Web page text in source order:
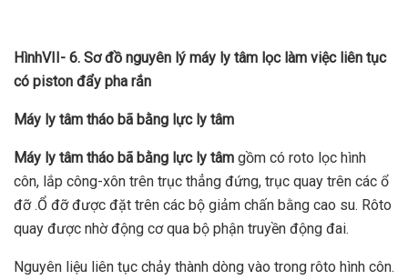
HìnhVII- 6. Sơ đồ nguyên lý máy ly tâm lọc làm việc liên tục
có piston đẩy pha rắn
Máy ly tâm tháo bã bằng lực ly tâm
Máy ly tâm tháo bã bằng lực ly tâm gồm có roto lọc hình
côn, lắp công-xôn trên trục thẳng đứng, trục quay trên các ổ
đỡ .Ổ đỡ được đặt trên các bộ giảm chấn bằng cao su. Rôto
quay được nhờ động cơ qua bộ phận truyền động đai.
Nguyên liệu liên tục chảy thành dòng vào trong rôto hình côn.